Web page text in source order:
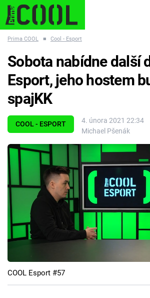
ESCAPE PLNEJ KOTEL AVENGERS 5
Témata
Filmy
Seriály
Cool Esport
Pořady
TV Program
Prima COOL ■ Cool - Esport
COOL - ESPORT
4. února 2021 22:34
Michael Pšenák
Sobota nabídne další
Esport, jeho hostem
spajKK
COOL Esport #57